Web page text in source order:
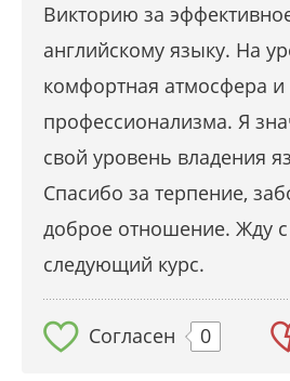
Викторию за
английскому языку. На
комфортная атмосфера
профессионализма. Я
свой уровень владения
Спасибо за терпение,
доброе отношение. Жду
следующий курс.
Согласен 0